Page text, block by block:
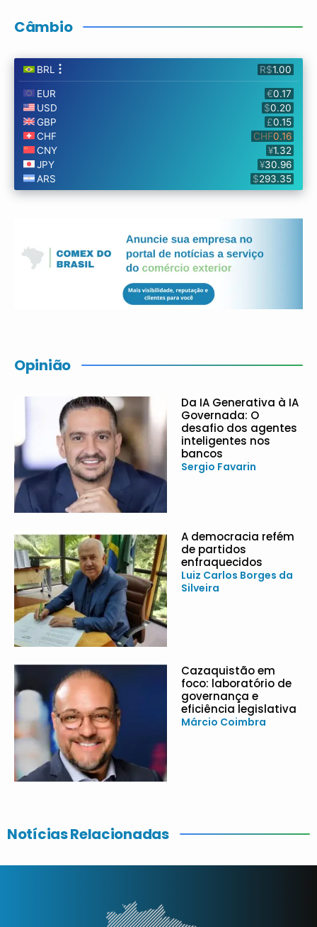
Câmbio
Opinião
Da IA Generativa à IA
Governada: O
desafio dos agentes
inteligentes nos
bancos
Sergio Favarin
A democracia refém
de partidos
enfraquecidos
Luiz Carlos Borges da
Silveira
Cazaquistão em
foco: laboratório de
governança e
eficiência legislativa
Márcio Coimbra
Notícias Relacionadas